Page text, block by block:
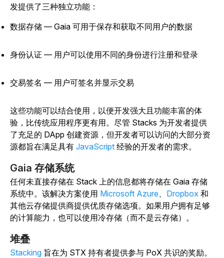
发提供了三种独立功能：
数据存储 — Gaia 可用于保存和获取不同用户的数据
身份认证 — 用户可以使用不同的身份进行注册和登录
交易签名 — 用户可签名并显示交易
这些功能可以结合使用，以便开发强大且功能丰富的体
验，比传统应用程序更有用。尽管 Stacks 为开发者提供
了充足的 DApp 创建资源，但开发者可以访问的大部分资
源都旨在满足具有 JavaScript 经验的开发者的需求。
Gaia 存储系统
任何未直接存储在 Stack 上的信息都将存储在 Gaia 存储
系统中。该解决方案使用 Microsoft Azure、 Dropbox 和
其他云存储提供商提供优质存储选项。如果用户拥有足够
的计算能力，也可以使用冷存储（而不是云存储）。
堆叠
Stacking 旨在为 STX 持有者提供参与 PoX 共识的奖励。